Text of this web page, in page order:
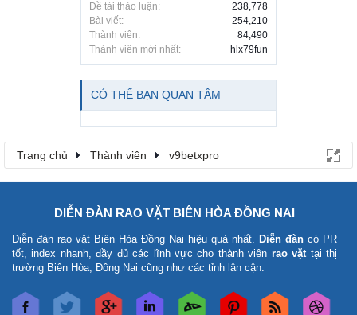
Đề tài thảo luận:
238,778
Bài viết:
254,210
Thành viên:
84,490
Thành viên mới nhất:
hlx79fun
CÓ THỂ BẠN QUAN TÂM
Trang chủ Thành viên v9betxpro
DIỄN ĐÀN RAO VẶT BIÊN HÒA ĐỒNG NAI
Diễn đàn rao vặt Biên Hòa Đồng Nai hiệu quả nhất. Diễn đàn có PR
tốt, index nhanh, đầy đủ các lĩnh vực cho thành viên rao vặttại thị
trường Biên Hòa, Đồng Nai cũng như các tỉnh lân cận.